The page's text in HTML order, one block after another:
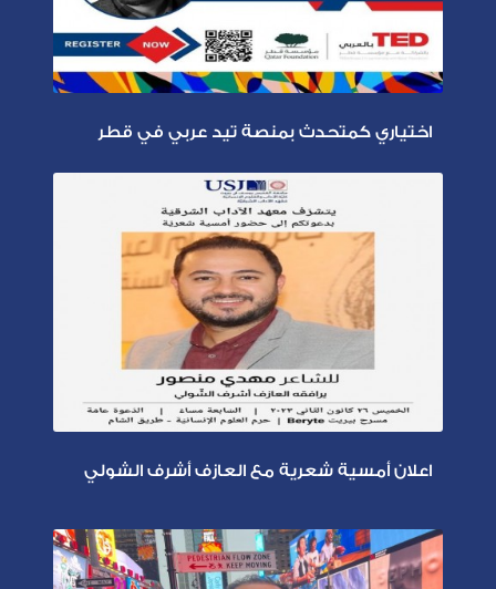
اختياري كمتحدث بمنصة تيد عربي في قطر
اعلان أمسية شعرية مع العازف أشرف الشولي